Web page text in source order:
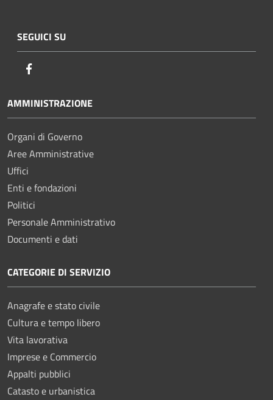
SEGUICI SU
AMMINISTRAZIONE
Organi di Governo
Aree Amministrative
Uffici
Enti e fondazioni
Politici
Personale Amministrativo
Documenti e dati
CATEGORIE DI SERVIZIO
Anagrafe e stato civile
Cultura e tempo libero
Vita lavorativa
Imprese e Commercio
Appalti pubblici
Catasto e urbanistica